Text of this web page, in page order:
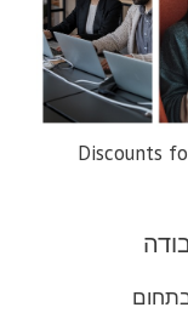
Discounts